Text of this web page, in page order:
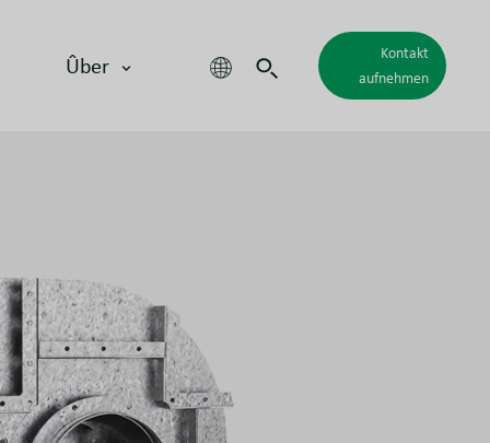
Ûber
Kontakt
aufnehmen